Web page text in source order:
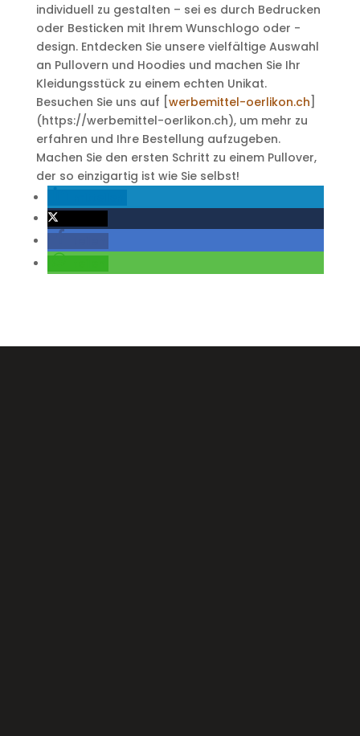
individuell zu gestalten – sei es durch Bedrucken
oder Besticken mit Ihrem Wunschlogo oder -
design. Entdecken Sie unsere vielfältige Auswahl
an Pullovern und Hoodies und machen Sie Ihr
Kleidungsstück zu einem echten Unikat.
Besuchen Sie uns auf [ werbemittel-oerlikon.ch
(https://werbemittel-oerlikon.ch), um mehr zu
erfahren und Ihre Bestellung aufzugeben.
Machen Sie den ersten Schritt zu einem Pullover,
der so einzigartig ist wie Sie selbst!